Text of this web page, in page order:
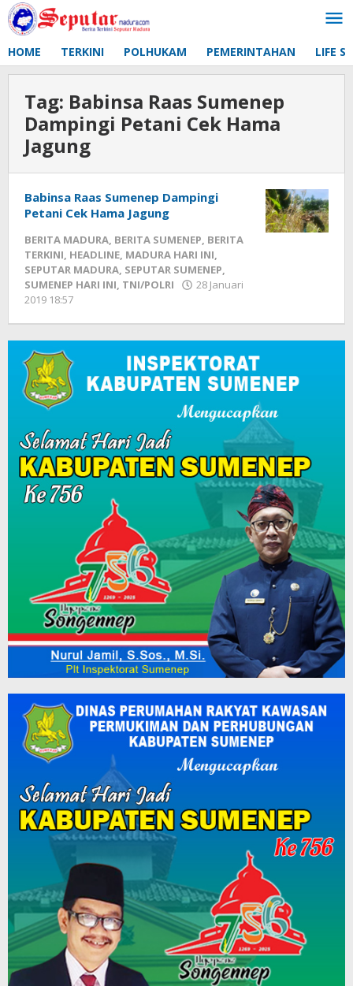
Lewati
ke
HOME TERKINI POLHUKAM PEMERINTAHAN LIFE
Tag: Babinsa Raas Sumenep
Dampingi Petani Cek Hama
Jagung
Babinsa Raas Sumenep Dampingi
Petani Cek Hama Jagung
BERITA MADURA, BERITA SUMENEP, BERITA
TERKINI, HEADLINE, MADURA HARI INI,
SEPUTAR MADURA, SEPUTAR SUMENEP,
SUMENEP HARI INI, TNI/POLRI
28 Januari
2019 18:57